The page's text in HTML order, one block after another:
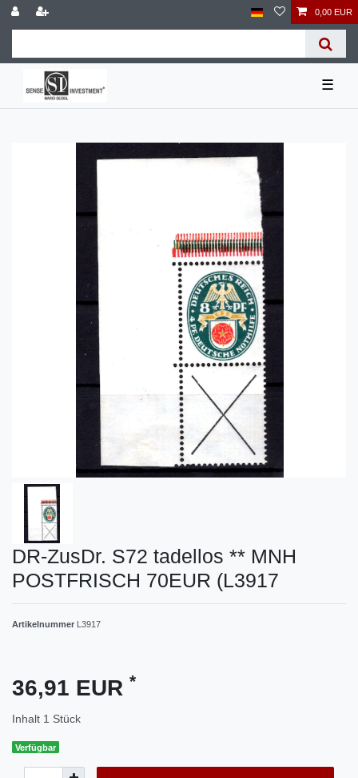
0,00 EUR
☰
DR-ZusDr. S72 tadellos ** MNH
POSTFRISCH 70EUR (L3917
Artikelnummer L3917
36,91 EUR *
Inhalt 1 Stück
Verfügbar